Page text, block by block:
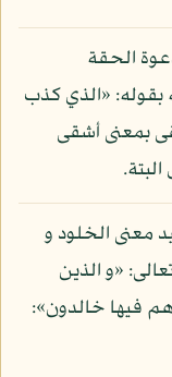
الحقة
«الذي كذب
بمعنى أشقى
معنى الخلود و
«و الذين
هم فيها خالدون»: